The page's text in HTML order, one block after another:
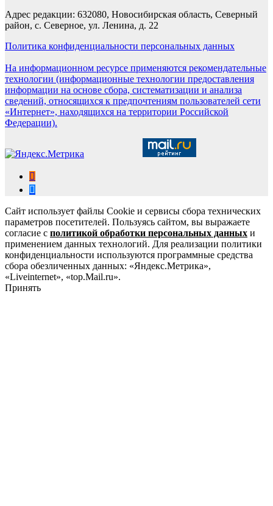
Адрес редакции: 632080, Новосибирская область, Северный
район, с. Северное, ул. Ленина, д. 22
Политика конфиденциальности персональных данных
На информационном ресурсе применяются рекомендательные
технологии (информационные технологии предоставления
информации на основе сбора, систематизации и анализа
сведений, относящихся к предпочтениям пользователей сети
«Интернет», находящихся на территории Российской
Федерации).
Сайт использует файлы Cookie и сервисы сбора технических
параметров посетителей. Пользуясь сайтом, вы выражаете
согласие с политикой обработки персональных данных и
применением данных технологий. Для реализации политики
конфиденциальности используются программные средства
сбора обезличенных данных: «Яндекс.Метрика»,
«Liveinternet», «top.Mail.ru».
Принять